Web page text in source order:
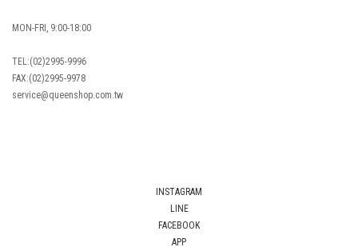
MON-FRI, 9:00-18:00
TEL:(02)2995-9996
FAX:(02)2995-9978
service@queenshop.com.tw
INSTAGRAM
LINE
FACEBOOK
APP